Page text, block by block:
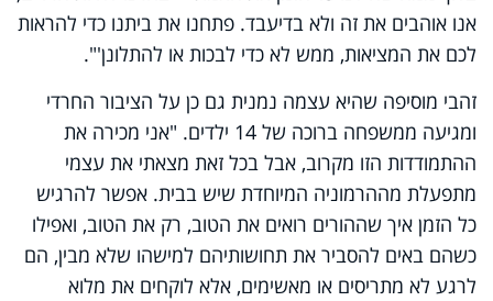
אנו אוהבים את זה ולא בדיעבד. פתחנו את ביתנו כדי להראות
לכם את המציאות, ממש לא כדי לבכות או להתלונן'".
זהבי מוסיפה שהיא עצמה נמנית גם כן על הציבור החרדי
ומגיעה ממשפחה ברוכה של 14 ילדים. "אני מכירה את
ההתמודדות הזו מקרוב, אבל בכל זאת מצאתי את עצמי
מתפעלת מההרמוניה המיוחדת שיש בבית. אפשר להרגיש
כל הזמן איך שההורים רואים את הטוב, רק את הטוב, ואפילו
כשהם באים להסביר את תחושותיהם למישהו שלא מבין, הם
לרגע לא מתריסים או מאשימים, אלא לוקחים את מלוא